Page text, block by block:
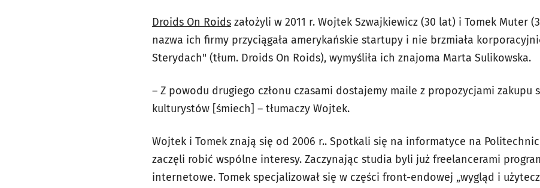
Droids On Roids założyli w 2011 r. Wojtek Szwajkiewicz (30 lat) i Tomek Muter
nazwa ich firmy przyciągała amerykańskie startupy i nie brzmiała
Sterydach" (tłum. Droids On Roids), wymyśliła ich znajoma Marta Sulikowska.
– Z powodu drugiego członu czasami dostajemy maile z propozycjami zakupu
kulturystów [śmiech] – tłumaczy Wojtek.
Wojtek i Tomek znają się od 2006 r.. Spotkali się na informatyce na
zaczęli robić wspólne interesy. Zaczynając studia byli już freelancerami
internetowe. Tomek specjalizował się w części front-endowej „wygląd i